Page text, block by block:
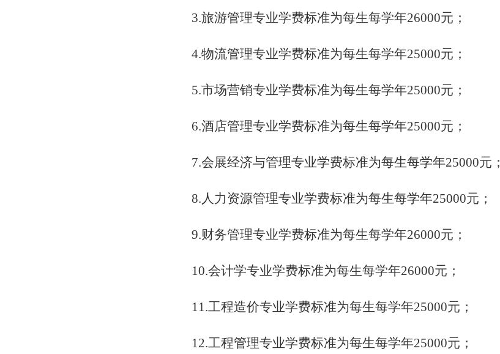
3.旅游管理专业学费标准为每生每学年26000元；
4.物流管理专业学费标准为每生每学年25000元；
5.市场营销专业学费标准为每生每学年25000元；
6.酒店管理专业学费标准为每生每学年25000元；
7.会展经济与管理专业学费标准为每生每学年25000元；
8.人力资源管理专业学费标准为每生每学年25000元；
9.财务管理专业学费标准为每生每学年26000元；
10.会计学专业学费标准为每生每学年26000元；
11.工程造价专业学费标准为每生每学年25000元；
12.工程管理专业学费标准为每生每学年25000元；